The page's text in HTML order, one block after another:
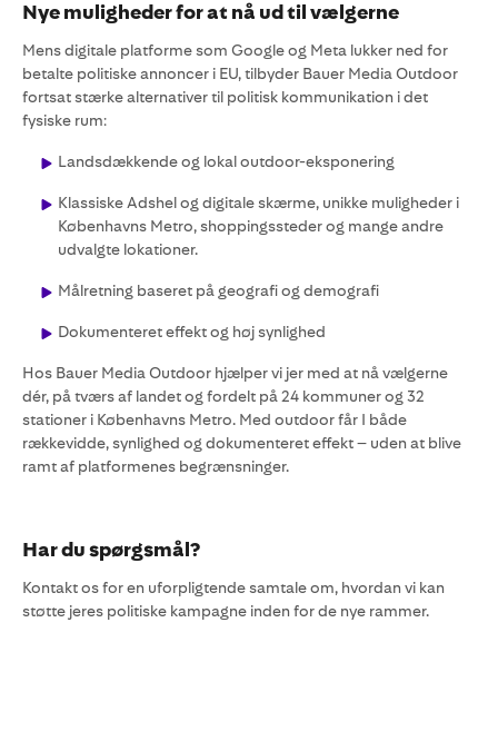
Nye muligheder for at nå ud til vælgerne
Mens digitale platforme som Google og Meta lukker ned for
betalte politiske annoncer i EU, tilbyder Bauer Media Outdoor
fortsat stærke alternativer til politisk kommunikation i det
fysiske rum:
Landsdækkende og lokal outdoor-eksponering
Klassiske Adshel og digitale skærme, unikke muligheder i
Københavns Metro, shoppingssteder og mange andre
udvalgte lokationer.
Målretning baseret på geografi og demografi
Dokumenteret effekt og høj synlighed
Hos Bauer Media Outdoor hjælper vi jer med at nå vælgerne
dér, på tværs af landet og fordelt på 24 kommuner og 32
stationer i Københavns Metro. Med outdoor får I både
rækkevidde, synlighed og dokumenteret effekt – uden at blive
ramt af platformenes begrænsninger.
Har du spørgsmål?
Kontakt os for en uforpligtende samtale om, hvordan vi kan
støtte jeres politiske kampagne inden for de nye rammer.